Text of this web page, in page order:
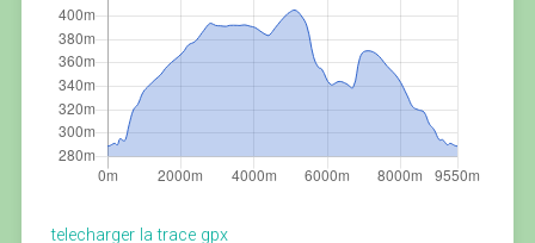
telecharger la trace gpx